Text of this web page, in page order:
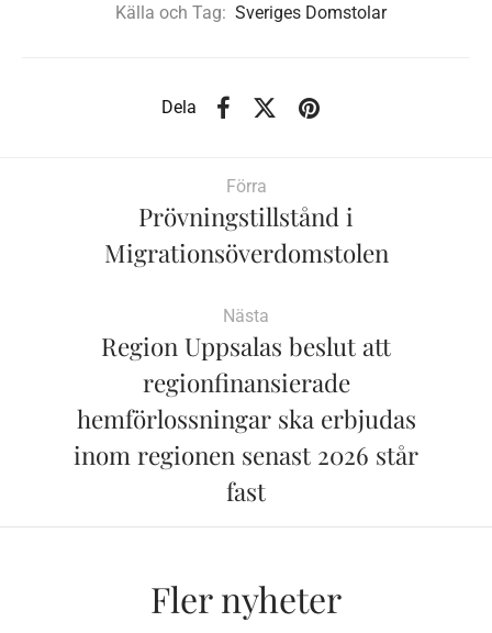
Källa och Tag: Sveriges Domstolar
Dela
Förra
Prövningstillstånd i
Migrationsöverdomstolen
Nästa
Region Uppsalas beslut att
regionfinansierade
hemförlossningar ska erbjudas
inom regionen senast 2026 står
fast
Fler nyheter